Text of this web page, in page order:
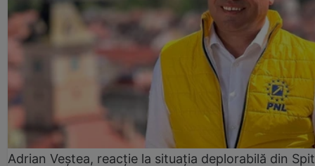
Adrian Veștea, reacție la situația deplorabilă din